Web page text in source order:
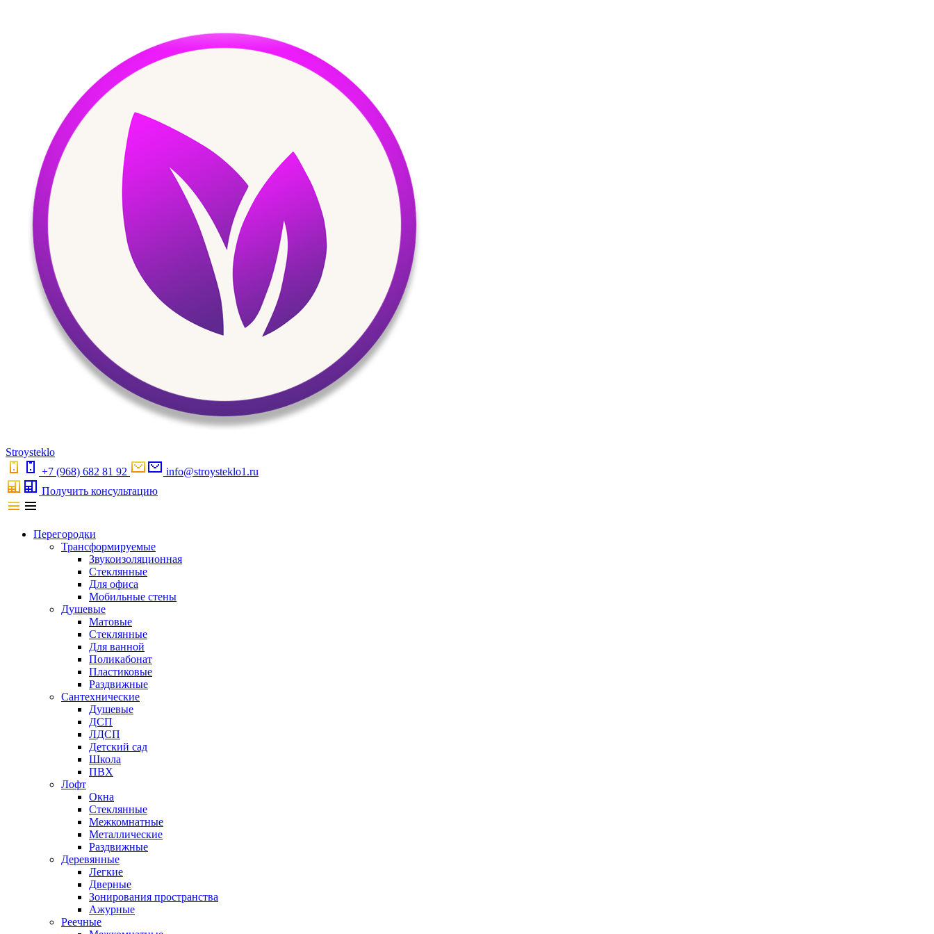
Stroysteklo
+7 (968) 682 81 92
info@stroysteklo1.ru
Получить консультацию
Перегородки
Трансформируемые
Звукоизоляционная
Стеклянные
Для офиса
Мобильные стены
Душевые
Матовые
Стеклянные
Для ванной
Поликабонат
Пластиковые
Раздвижные
Сантехнические
Душевые
ДСП
ЛДСП
Детский сад
Школа
ПВХ
Лофт
Окна
Стеклянные
Межкомнатные
Металлические
Раздвижные
Деревянные
Легкие
Дверные
Зонирования пространства
Ажурные
Реечные